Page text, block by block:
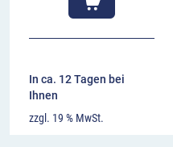
In ca. 12 Tagen bei
Ihnen
zzgl. 19 % MwSt.